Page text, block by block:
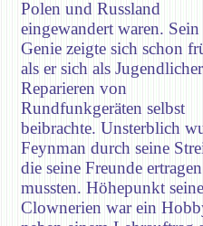
Polen und Russland
eingewandert waren. Sein
Genie zeigte sich schon
als er sich als
Reparieren von
Rundfunkgeräten selbst
beibrachte. Unsterblich
Feynman durch seine
die seine Freunde ertragen
mussten. Höhepunkt
Clownerien war ein